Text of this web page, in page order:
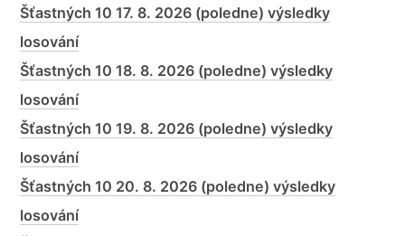
Šťastných 10 17. 8. 2026 (poledne) výsledky
losování
Šťastných 10 18. 8. 2026 (poledne) výsledky
losování
Šťastných 10 19. 8. 2026 (poledne) výsledky
losování
Šťastných 10 20. 8. 2026 (poledne) výsledky
losování